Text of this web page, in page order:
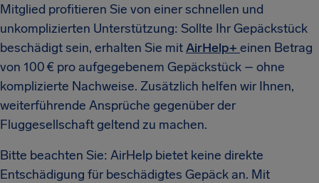
Mitglied profitieren Sie von einer schnellen und
unkomplizierten Unterstützung: Sollte Ihr Gepäckstück
beschädigt sein, erhalten Sie mitAirHelp+ einen Betrag
von 100 € pro aufgegebenem Gepäckstück – ohne
komplizierte Nachweise. Zusätzlich helfen wir Ihnen,
weiterführende Ansprüche gegenüber der
Fluggesellschaft geltend zu machen.
Bitte beachten Sie: AirHelp bietet keine direkte
Entschädigung für beschädigtes Gepäck an. Mit